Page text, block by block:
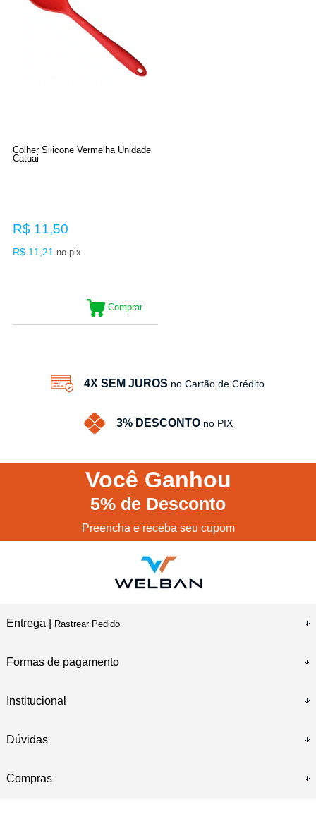
Colher Silicone Vermelha Unidade
Catuai
R$ 11,50
R$ 11,21 no pix
Comprar
4X SEM JUROS no Cartão de Crédito
3% DESCONTO no PIX
Você Ganhou
5% de Desconto
Preencha e receba seu cupom
Entrega | Rastrear Pedido
Formas de pagamento
Institucional
Dúvidas
Compras